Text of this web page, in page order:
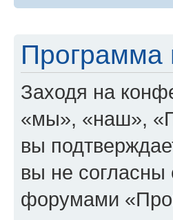
Программа
Заходя на
«мы», «наш»,
вы
вы не согласны
форумами